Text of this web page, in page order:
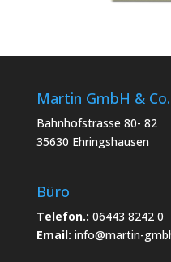
Martin GmbH &
Bahnhofstrasse 80- 82
35630 Ehringshausen
Büro
Telefon.: 06443 8242 0
Email: info@martin-